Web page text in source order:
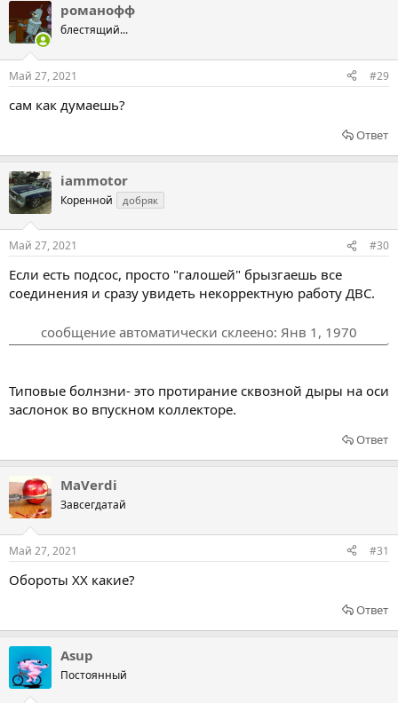
романофф
блестящий...
Май 27, 2021 #29
сам как думаешь?
Ответ
iammotor
Коренной добряк
Май 27, 2021 #30
Если есть подсос, просто "галошей" брызгаешь все
соединения и сразу увидеть некорректную работу ДВС.
сообщение автоматически склеено: Янв 1, 1970
Типовые болнзни- это протирание сквозной дыры на оси
заслонок во впускном коллекторе.
Ответ
MaVerdi
Завсегдатай
Май 27, 2021 #31
Обороты ХХ какие?
Ответ
Asup
Постоянный